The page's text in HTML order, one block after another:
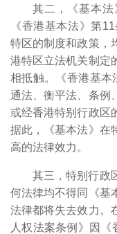
其二，《基本法
《香港基本法》第
特区的制度和政策，
港特区立法机关制定
相抵触。《香港基本
通法、衡平法、条例
或经香港特别行政区
据此，《基本法》在
高的法律效力。
其三，特别行政
何法律均不得同《基
法律都将失去效力。
人权法案条例》因《